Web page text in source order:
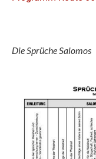
Die Sprüche Salomos